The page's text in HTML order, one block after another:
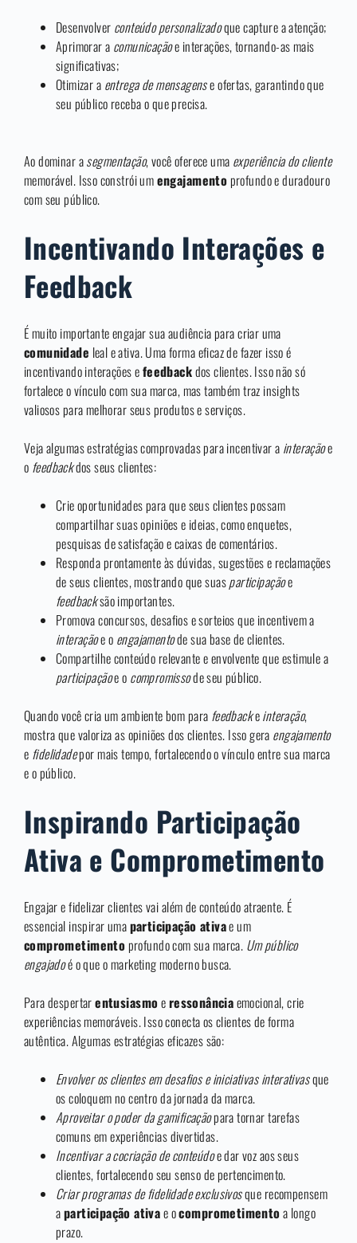
Desenvolver conteúdo personalizadoque capture a atenção;
Aprimorar a comunicaçãoe interações, tornando-as mais
significativas;
Otimizar a entrega de mensagense ofertas, garantindo que
seu público receba o que precisa.
Ao dominar asegmentação, você oferece uma experiência do cliente
memorável. Isso constrói umengajamentoprofundo e duradouro
com seu público.
Incentivando Interações e
Feedback
É muito importante engajar sua audiência para criar uma
comunidade leal e ativa. Uma forma eficaz de fazer isso é
incentivando interações efeedbackdos clientes. Isso não só
fortalece o vínculo com sua marca, mas também traz insights
valiosos para melhorar seus produtos e serviços.
Veja algumas estratégias comprovadas para incentivar a interaçãoe
o feedbackdos seus clientes:
Crie oportunidades para que seus clientes possam
compartilhar suas opiniões e ideias, como enquetes,
pesquisas de satisfação e caixas de comentários.
Responda prontamente às dúvidas, sugestões e reclamações
de seus clientes, mostrando que suasparticipaçãoe
feedbacksão importantes.
Promova concursos, desafios e sorteios que incentivem a
interaçãoe o engajamentode sua base de clientes.
Compartilhe conteúdo relevante e envolvente que estimule a
participaçãoe o compromissode seu público.
Quando você cria um ambiente bom para feedbackeinteração,
mostra que valoriza as opiniões dos clientes. Isso gera engajamento
e fidelidadepor mais tempo, fortalecendo o vínculo entre sua marca
e o público.
Inspirando Participação
Ativa e Comprometimento
Engajar e fidelizar clientes vai além de conteúdo atraente. É
essencial inspirar umaparticipação ativae um
comprometimentoprofundo com sua marca. Um público
engajadoé o que o marketing moderno busca.
Para despertarentusiasmoeressonânciaemocional, crie
experiências memoráveis. Isso conecta os clientes de forma
autêntica. Algumas estratégias eficazes são:
Envolver os clientes em desafios e iniciativas interativasque
os coloquem no centro da jornada da marca.
Aproveitar o poder da gamificaçãopara tornar tarefas
comuns em experiências divertidas.
Incentivar a cocriação de conteúdoe dar voz aos seus
clientes, fortalecendo seu senso de pertencimento.
Criar programas de fidelidade exclusivosque recompensem
aparticipação ativae ocomprometimentoa longo
prazo.